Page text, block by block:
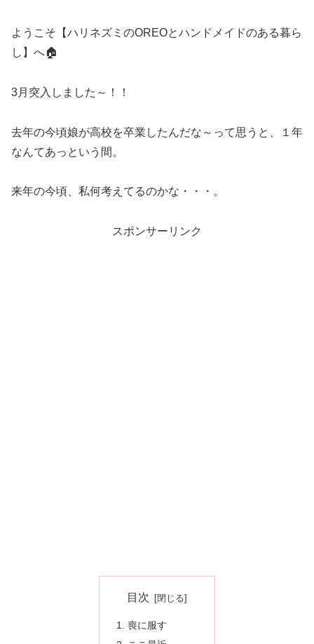
ようこそ【ハリネズミのOREOとハンドメイドのある暮ら
し】へ🏠
3月突入しました～！！
去年の今頃娘が高校を卒業したんだな～って思うと、１年
なんてあっという間。
来年の今頃、私何考えてるのかな・・・。
スポンサーリンク
目次
喪に服す